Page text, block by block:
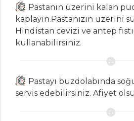
SALATALAR
BAHARATLI
LABNE PEYNİRLİ
Akdeniz Yeşillikleri
Salatası
Pastanın üzerini kalan
kaplayın.Pastanızın üzerini
Hindistan cevizi ve antep
kullanabilirsiniz.
Pastayı buzdolabında
servis edebilirsiniz. Afiyet